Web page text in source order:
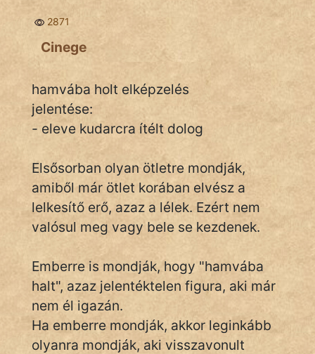
Szállóigék
Szóláscsoportok
Szólások
Tréfás
IRODALOM
És
KÖZMONDÁS
PSZICHO
ZENE
2871
Cinege
hamvába holt elképzelés
jelentése:
- eleve kudarcra ítélt dolog
Elsősorban olyan ötletre mondják,
amiből már ötlet korában elvész a
lelkesítő erő, azaz a lélek. Ezért nem
valósul meg vagy bele se kezdenek.
Emberre is mondják, hogy "hamvába
halt", azaz jelentéktelen figura, aki már
nem él igazán.
Ha emberre mondják, akkor leginkább
olyanra mondják, aki visszavonult